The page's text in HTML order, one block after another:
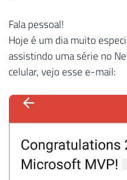
Fala pessoal!
Hoje é um dia muito
assistindo uma série no
celular, vejo esse e-mail: